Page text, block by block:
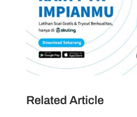
Related Article